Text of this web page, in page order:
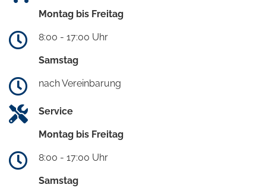
Montag bis Freitag
8:00 - 17:00 Uhr
Samstag
nach Vereinbarung
Service
Montag bis Freitag
8:00 - 17:00 Uhr
Samstag